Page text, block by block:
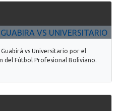
vs Universitario por el
del Fútbol Profesional Boliviano.